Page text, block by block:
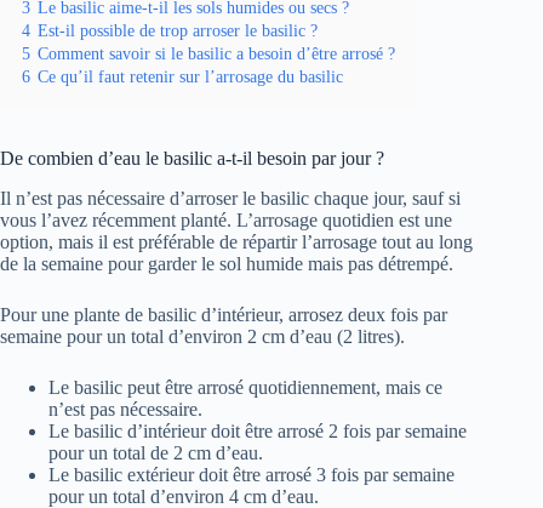
3 Le basilic aime-t-il les sols humides ou secs ?
4 Est-il possible de trop arroser le basilic ?
5 Comment savoir si le basilic a besoin d’être arrosé ?
6 Ce qu’il faut retenir sur l’arrosage du basilic
De combien d’eau le basilic a-t-il besoin par jour ?
Il n’est pas nécessaire d’arroser le basilic chaque jour, sauf si
vous l’avez récemment planté. L’arrosage quotidien est une
option, mais il est préférable de répartir l’arrosage tout au long
de la semaine pour garder le sol humide mais pas détrempé.
Pour une plante de basilic d’intérieur, arrosez deux fois par
semaine pour un total d’environ 2 cm d’eau (2 litres).
Le basilic peut être arrosé quotidiennement, mais ce
n’est pas nécessaire.
Le basilic d’intérieur doit être arrosé 2 fois par semaine
pour un total de 2 cm d’eau.
Le basilic extérieur doit être arrosé 3 fois par semaine
pour un total d’environ 4 cm d’eau.